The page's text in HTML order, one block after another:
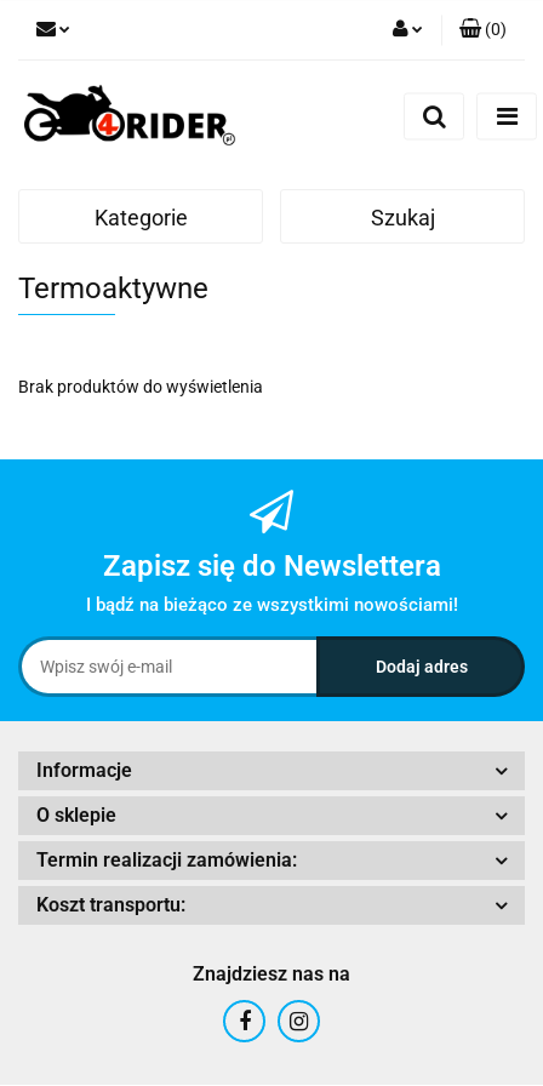
(0)
Kategorie Szukaj
Termoaktywne
Brak produktów do wyświetlenia
Zapisz się do Newslettera
I bądź na bieżąco ze wszystkimi nowościami!
Informacje
O sklepie
Termin realizacji zamówienia:
Koszt transportu:
Znajdziesz nas na